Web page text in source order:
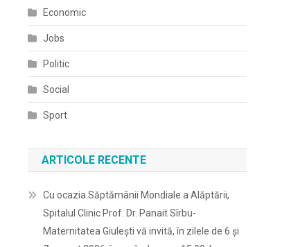
Economic
Jobs
Politic
Social
Sport
ARTICOLE RECENTE
Cu ocazia Săptămânii Mondiale a Alăptării,
Spitalul Clinic Prof. Dr. Panait Sîrbu-
Maternitatea Giulești vă invită, în zilele de 6 și